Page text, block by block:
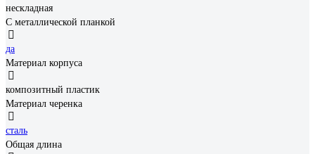
нескладная
С металлической планкой
да
Материал корпуса
композитный пластик
Материал черенка
сталь
Общая длина